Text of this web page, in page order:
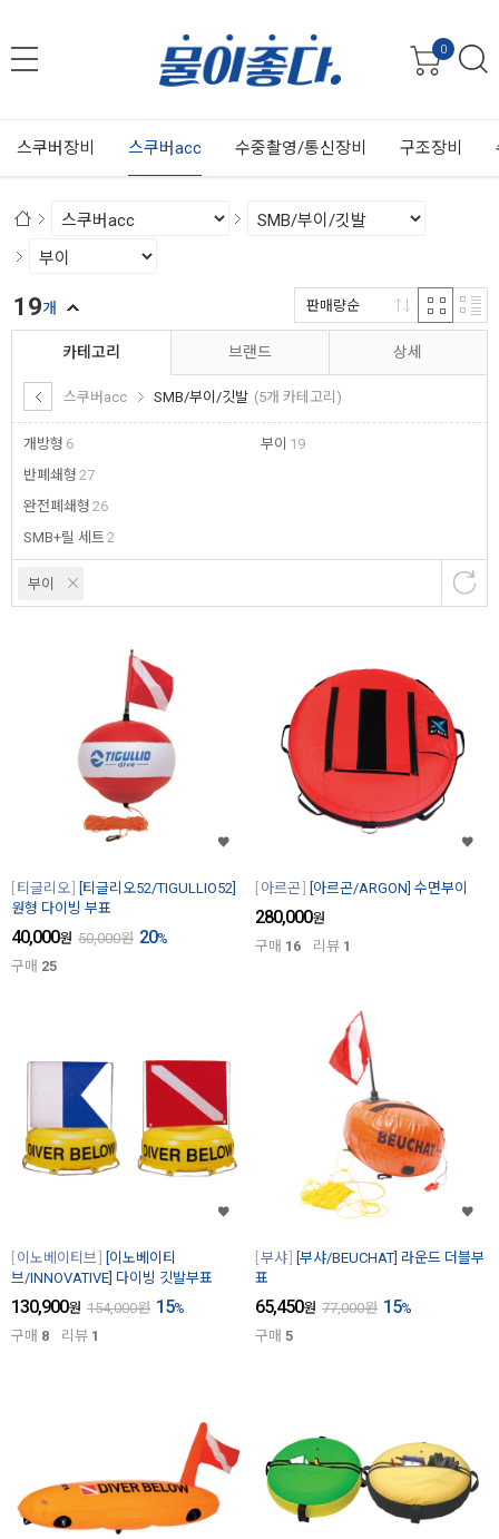
0
스쿠버장비 스쿠버acc 수중촬영/통신장비 구조장비
카테고리
스쿠버acc SMB/부이/깃발 (5개 카테고리)
개방형 6
반폐쇄형 27
완전폐쇄형 26
SMB+릴 세트 2
부이 19
브랜드 상세
부이
19개 판매량순
티글리오
[티글리오52/TIGULLIO52]
원형 다이빙 부표
40,000원 50,000원 20%
구매 25
아르곤 [아르곤/ARGON] 수면부이
280,000원
구매 16 리뷰 1
이노베이티브
[이노베이티
브/INNOVATIVE] 다이빙 깃발부표
130,900원 154,000원 15%
구매 8 리뷰 1
부샤
[부샤/BEUCHAT] 라운드 더블부
표
65,450원 77,000원 15%
구매 5